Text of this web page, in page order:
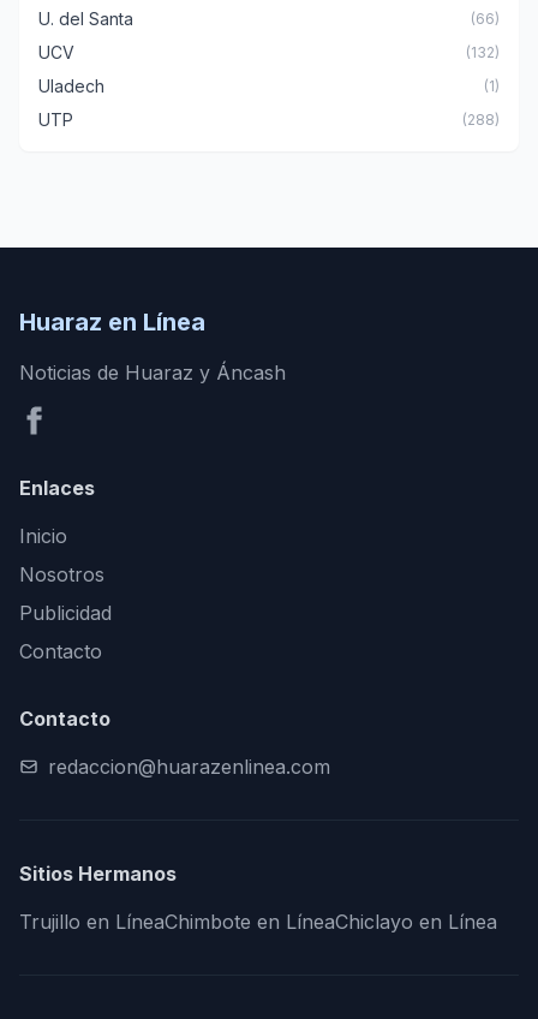
U. del Santa (66)
UCV (132)
Uladech (1)
UTP (288)
Huaraz en Línea
Noticias de Huaraz y Áncash
Enlaces
Inicio
Nosotros
Publicidad
Contacto
Contacto
redaccion@huarazenlinea.com
Sitios Hermanos
Trujillo en LíneaChimbote en LíneaChiclayo en Línea